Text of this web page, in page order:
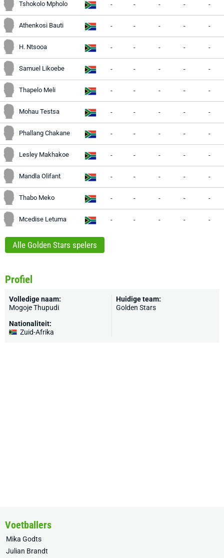
Tshokolo Mpholo - - - - -
Athenkosi Bauti - - - - -
H. Ntsooa - - - - -
Samuel Likoebe - - - - -
Thapelo Meli - - - - -
Mohau Testsa - - - - -
Phallang Chakane - - - - -
Lesley Makhakoe - - - - -
Mandla Olifant - - - - -
Thabo Meko - - - - -
Mcedise Letuma - - - - -
Alle Golden Stars spelers
Profiel
Volledige naam:
Mogoje Thupudi
Nationaliteit:
Zuid-Afrika
Huidige team:
Golden Stars
Voetballers
Mika Godts
Julian Brandt